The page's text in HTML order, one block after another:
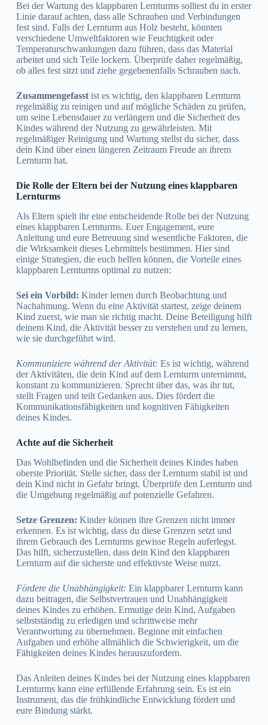
Bei der Wartung des klappbaren Lernturms solltest du in erster
Linie darauf achten, dass alle Schrauben und Verbindungen
fest sind. Falls der Lernturm aus Holz besteht, könnten
verschiedene Umweltfaktoren wie Feuchtigkeit oder
Temperaturschwankungen dazu führen, dass das Material
arbeitet und sich Teile lockern. Überprüfe daher regelmäßig,
ob alles fest sitzt und ziehe gegebenenfalls Schrauben nach.
Zusammengefasstist es wichtig, den klappbaren Lernturm
regelmäßig zu reinigen und auf mögliche Schäden zu prüfen,
um seine Lebensdauer zu verlängern und die Sicherheit des
Kindes während der Nutzung zu gewährleisten. Mit
regelmäßiger Reinigung und Wartung stellst du sicher, dass
dein Kind über einen längeren Zeitraum Freude an ihrem
Lernturm hat.
Die Rolle der Eltern bei der Nutzung eines klappbaren
Lernturms
Als Eltern spielt ihr eine entscheidende Rolle bei der Nutzung
eines klappbaren Lernturms. Euer Engagement, eure
Anleitung und eure Betreuung sind wesentliche Faktoren, die
die Wirksamkeit dieses Lehrmittels bestimmen. Hier sind
einige Strategien, die euch helfen können, die Vorteile eines
klappbaren Lernturms optimal zu nutzen:
Sei ein Vorbild: Kinder lernen durch Beobachtung und
Nachahmung. Wenn du eine Aktivität startest, zeige deinem
Kind zuerst, wie man sie richtig macht. Deine Beteiligung hilft
deinem Kind, die Aktivität besser zu verstehen und zu lernen,
wie sie durchgeführt wird.
Kommuniziere während der Aktivität: Es ist wichtig, während
der Aktivitäten, die dein Kind auf dem Lernturm unternimmt,
konstant zu kommunizieren. Sprecht über das, was ihr tut,
stellt Fragen und teilt Gedanken aus. Dies fördert die
Kommunikationsfähigkeiten und kognitiven Fähigkeiten
deines Kindes.
Achte auf die Sicherheit
Das Wohlbefinden und die Sicherheit deines Kindes haben
oberste Priorität. Stelle sicher, dass der Lernturm stabil ist und
dein Kind nicht in Gefahr bringt. Überprüfe den Lernturm und
die Umgebung regelmäßig auf potenzielle Gefahren.
Setze Grenzen: Kinder können ihre Grenzen nicht immer
erkennen. Es ist wichtig, dass du diese Grenzen setzt und
ihrem Gebrauch des Lernturms gewisse Regeln auferlegst.
Das hilft, sicherzustellen, dass dein Kind den klappbaren
Lernturm auf die sicherste und effektivste Weise nutzt.
Fördere die Unabhängigkeit: Ein klappbarer Lernturm kann
dazu beitragen, die Selbstvertrauen und Unabhängigkeit
deines Kindes zu erhöhen. Ermutige dein Kind, Aufgaben
selbstständig zu erledigen und schrittweise mehr
Verantwortung zu übernehmen. Beginne mit einfachen
Aufgaben und erhöhe allmählich die Schwierigkeit, um die
Fähigkeiten deines Kindes herauszufordern.
Das Anleiten deines Kindes bei der Nutzung eines klappbaren
Lernturms kann eine erfüllende Erfahrung sein. Es ist ein
Instrument, das die frühkindliche Entwicklung fördert und
eure Bindung stärkt.